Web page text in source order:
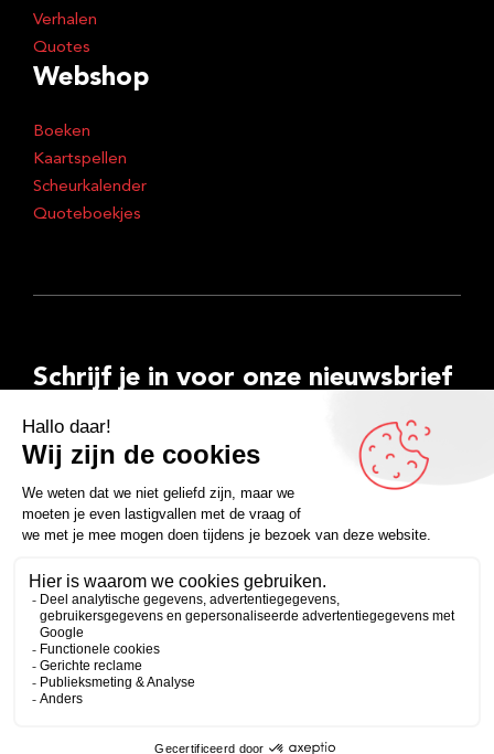
Verhalen
Quotes
Webshop
Boeken
Kaartspellen
Scheurkalender
Quoteboekjes
Schrijf je in voor onze nieuwsbrief
E-
mailadres
Inschrijven
FacebookInstagramLinkedInYouTubeSpotify
Copyright 2026